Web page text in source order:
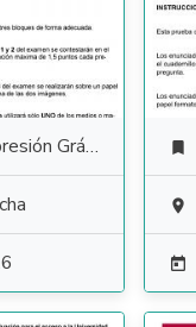
Plástica 

